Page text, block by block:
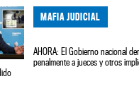
MAFIA JUDICIAL
AHORA: El Gobierno nacional
penalmente a jueces y otros